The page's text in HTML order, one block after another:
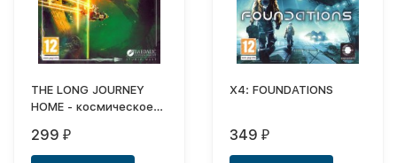
THE LONG JOURNEY
HOME - космическое
299 ₽
X4: FOUNDATIONS
349 ₽